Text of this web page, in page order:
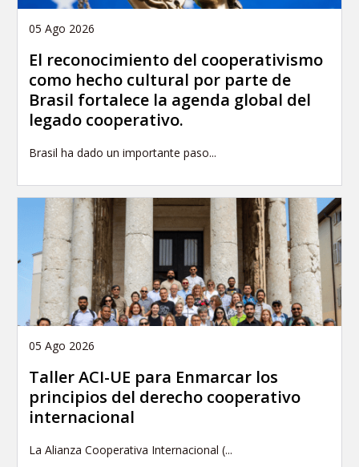
05 Ago 2026
El reconocimiento del cooperativismo
como hecho cultural por parte de
Brasil fortalece la agenda global del
legado cooperativo.
Brasil ha dado un importante paso...
05 Ago 2026
Taller ACI-UE para Enmarcar los
principios del derecho cooperativo
internacional
La Alianza Cooperativa Internacional (...